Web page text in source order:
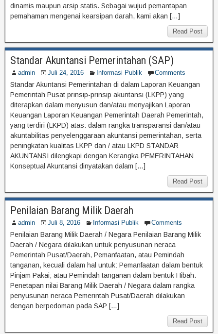
dinamis maupun arsip statis. Sebagai wujud pemantapan
pemahaman mengenai kearsipan darah, kami akan […]
Read Post
Standar Akuntansi Pemerintahan (SAP)
admin Juli 24, 2016 Informasi Publik Comments
Standar Akuntansi Pemerintahan di dalam Laporan Keuangan
Pemerintah Pusat prinsip-prinsip akuntansi (LKPP) yang
diterapkan dalam menyusun dan/atau menyajikan Laporan
Keuangan Laporan Keuangan Pemerintah Daerah Pemerintah,
yang terdiri (LKPD) atas: dalam rangka transparansi dan/atau
akuntabilitas penyelenggaraan akuntansi pemerintahan, serta
peningkatan kualitas LKPP dan / atau LKPD STANDAR
AKUNTANSI dilengkapi dengan Kerangka PEMERINTAHAN
Konseptual Akuntansi dinyatakan dalam […]
Read Post
Penilaian Barang Milik Daerah
admin Juli 8, 2016 Informasi Publik Comments
Penilaian Barang Milik Daerah / Negara Penilaian Barang Milik
Daerah / Negara dilakukan untuk penyusunan neraca
Pemerintah Pusat/Daerah, Pemanfaatan, atau Pemindah
tanganan, kecuali dalam hal untuk: Pemanfaatan dalam bentuk
Pinjam Pakai; atau Pemindah tanganan dalam bentuk Hibah.
Penetapan nilai Barang Milik Daerah / Negara dalam rangka
penyusunan neraca Pemerintah Pusat/Daerah dilakukan
dengan berpedoman pada SAP […]
Read Post